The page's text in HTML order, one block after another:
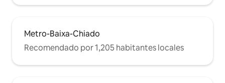
Metro-Baixa-Chiado
Recomendado por 1,205 habitantes locales